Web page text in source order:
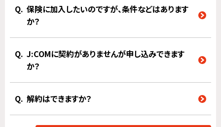
保険に加入したいのですが、条件などはあります
か？
J:COMに契約がありませんが申し込みできます
か？
解約はできますか？